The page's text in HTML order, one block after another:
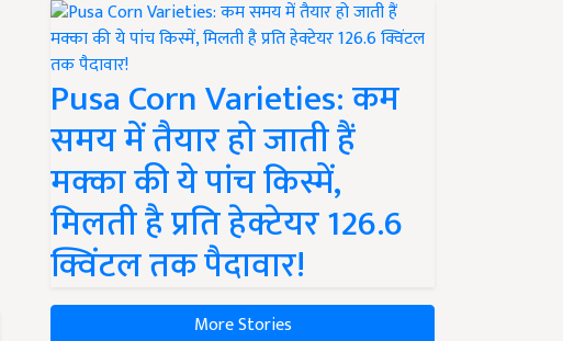
Pusa Corn Varieties: कम
समय में तैयार हो जाती हैं
मक्का की ये पांच किस्में,
मिलती है प्रति हेक्टेयर 126.6
क्विंटल तक पैदावार!
More Stories